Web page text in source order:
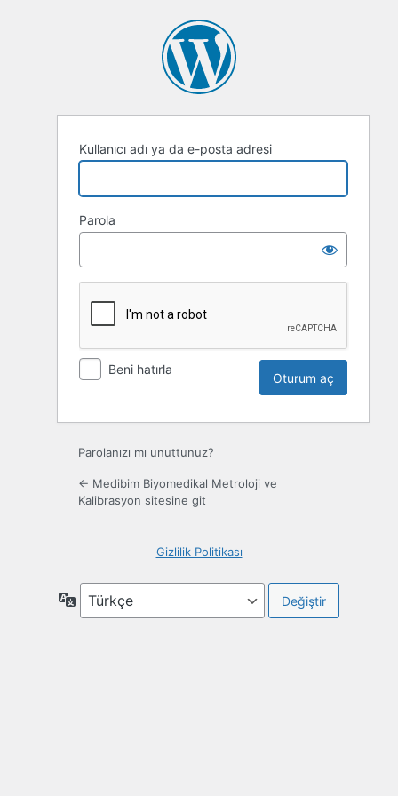
Kullanıcı adı ya da e-posta adresi
Parola
Beni hatırla
Parolanızı mı unuttunuz?
← Medibim Biyomedikal Metroloji ve
Kalibrasyon sitesine git
Gizlilik Politikası
Dil